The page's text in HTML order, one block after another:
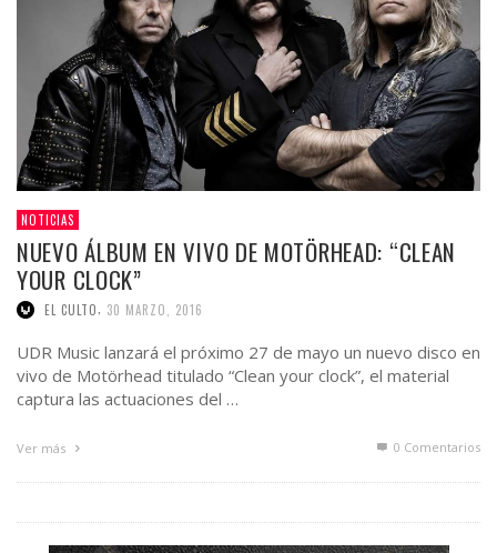
NOTICIAS
NUEVO ÁLBUM EN VIVO DE MOTÖRHEAD: “CLEAN
YOUR CLOCK”
EL CULTO, 30 MARZO, 2016
UDR Music lanzará el próximo 27 de mayo un nuevo disco en
vivo de Motörhead titulado “Clean your clock”, el material
captura las actuaciones del …
Ver más 0 Comentarios